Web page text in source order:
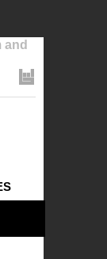
and